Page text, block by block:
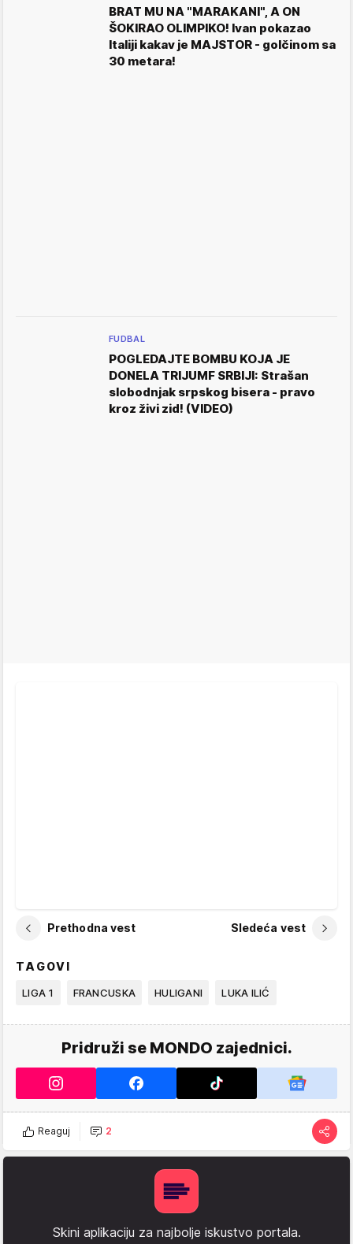
BRAT MU NA "MARAKANI", A ON
ŠOKIRAO OLIMPIKO! Ivan pokazao
Italiji kakav je MAJSTOR - golčinom sa
30 metara!
FUDBAL
POGLEDAJTE BOMBU KOJA JE
DONELA TRIJUMF SRBIJI: Strašan
slobodnjak srpskog bisera - pravo
kroz živi zid! (VIDEO)
Prethodna vest Sledeća vest
TAGOVI
LIGA 1 FRANCUSKA HULIGANI LUKA ILIĆ
Pridruži se MONDO zajednici.
Reaguj 2
Skini aplikaciju za najbolje iskustvo portala.